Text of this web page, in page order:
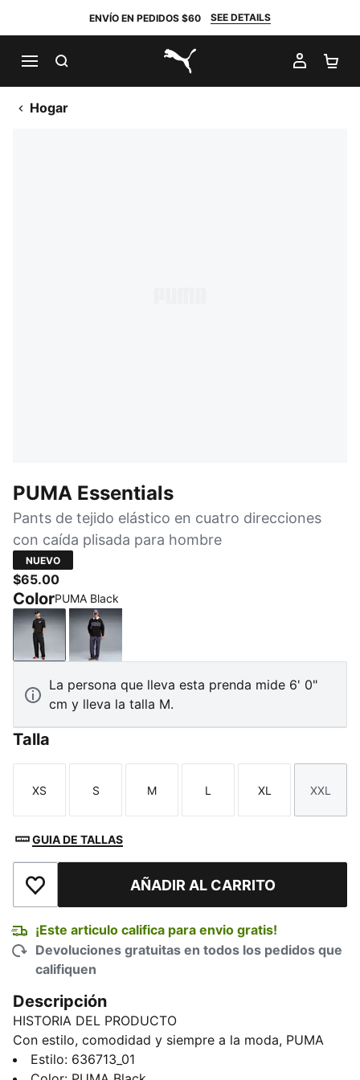
ENVÍO EN PEDIDOS $60 SEE DETAILS
PUMA.com
MI
Hogar
PUMA Essentials
Pants de tejido elástico en cuatro direcciones
con caída plisada para hombre
NUEVO
$65.00
ColorPUMA Black
PUMA BlackInky Depths
La persona que lleva esta prenda mide 6' 0"
cm y lleva la talla M.
Talla
Talla
XS
Talla
S
Talla
M
Talla
L
Talla
XL
Talla
XXL
GUIA DE TALLAS
Añadir a la lista de deseosAÑADIR AL CARRITO
¡Este articulo califica para envio gratis!
Devoluciones gratuitas en todos los pedidos que
califiquen
Descripción
HISTORIA DEL PRODUCTO
Con estilo, comodidad y siempre a la moda, PUMA
Essentials es la colección de descanso perfecta para
Estilo: 636713_01